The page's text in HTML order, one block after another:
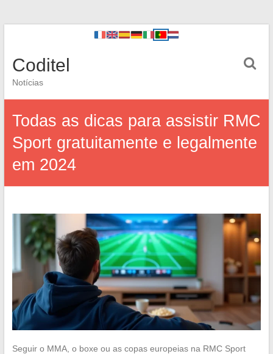
Coditel
Notícias
Todas as dicas para assistir RMC
Sport gratuitamente e legalmente
em 2024
Seguir o MMA, o boxe ou as copas europeias na RMC Sport